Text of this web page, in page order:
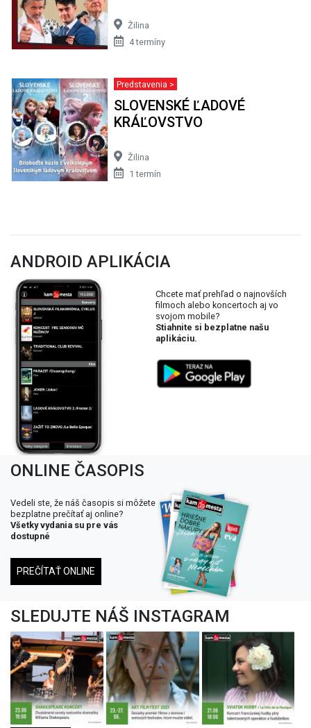
Žilina
4 termíny
Predstavenia >
SLOVENSKÉ ĽADOVÉ
KRÁĽOVSTVO
Žilina
1 termín
ANDROID APLIKÁCIA
Chcete mať prehľad o najnovších
filmoch alebo koncertoch aj vo
svojom mobile?
Stiahnite si bezplatne našu
aplikáciu.
ONLINE ČASOPIS
Vedeli ste, že náš časopis si môžete
bezplatne prečítať aj online?
Všetky vydania su pre vás
dostupné
PREČÍTAŤ ONLINE
SLEDUJTE NÁŠ INSTAGRAM